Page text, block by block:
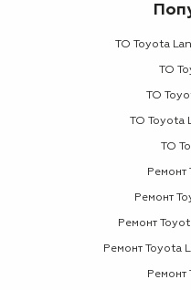
ТО Toyota
ТО
ТО
ТО Toyota
ТО
Ремонт
Ремонт
Ремонт
Ремонт Toyota
Ремонт